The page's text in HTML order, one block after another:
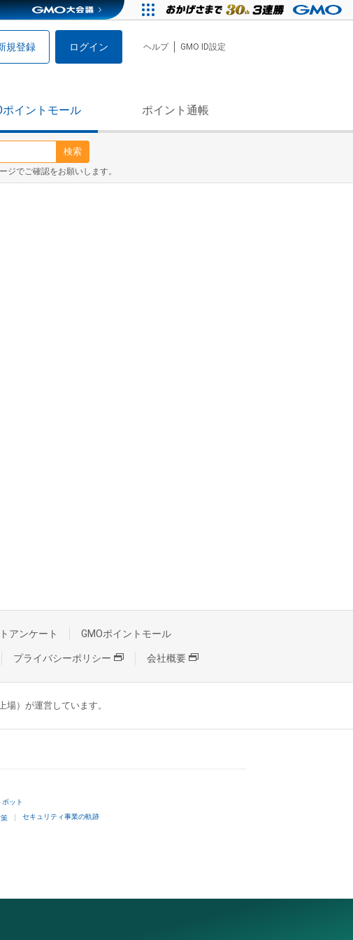
規登録 ログイン ヘルプ GMO ID設定
ポイントモール ポイント通帳
検索
でご確認をお願いします。
アンケート GMOポイントモール
プライバシーポリシー 会社概要
場）が運営しています。
ット
セキュリティ事業の軌跡